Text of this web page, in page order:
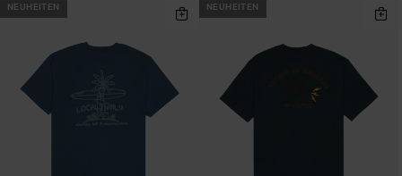
NEUHEITEN NEUHEITEN